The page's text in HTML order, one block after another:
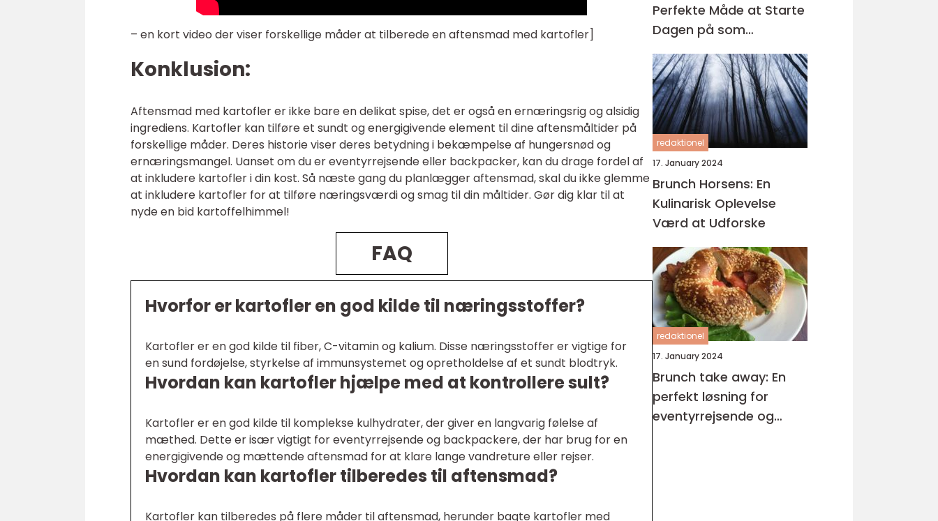
– en kort video der viser forskellige måder at tilberede en aftensmad med kartofler]
Konklusion:
Aftensmad med kartofler er ikke bare en delikat spise, det er også en ernæringsrig og alsidig
ingrediens. Kartofler kan tilføre et sundt og energigivende element til dine aftensmåltider på
forskellige måder. Deres historie viser deres betydning i bekæmpelse af hungersnød og
ernæringsmangel. Uanset om du er eventyrrejsende eller backpacker, kan du drage fordel af
at inkludere kartofler i din kost. Så næste gang du planlægger aftensmad, skal du ikke glemme
at inkludere kartofler for at tilføre næringsværdi og smag til din måltider. Gør dig klar til at
nyde en bid kartoffelhimmel!
FAQ
Hvorfor er kartofler en god kilde til næringsstoffer?
Kartofler er en god kilde til fiber, C-vitamin og kalium. Disse næringsstoffer er vigtige for
en sund fordøjelse, styrkelse af immunsystemet og opretholdelse af et sundt blodtryk.
Hvordan kan kartofler hjælpe med at kontrollere sult?
Kartofler er en god kilde til komplekse kulhydrater, der giver en langvarig følelse af
mæthed. Dette er især vigtigt for eventyrrejsende og backpackere, der har brug for en
energigivende og mættende aftensmad for at klare lange vandreture eller rejser.
Hvordan kan kartofler tilberedes til aftensmad?
Kartofler kan tilberedes på flere måder til aftensmad, herunder bagte kartofler med
Perfekte Måde at Starte
Dagen på som
Eventyrrejsende eller
Backpacker
redaktionel
17. January 2024
Brunch Horsens: En
Kulinarisk Oplevelse
Værd at Udforske
redaktionel
17. January 2024
Brunch take away: En
perfekt løsning for
eventyrrejsende og